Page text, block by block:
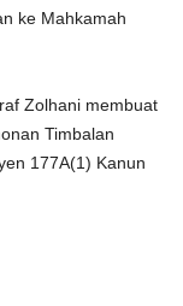
ke Mahkamah
Zolhani membuat
Timbalan
177A(1) Kanun